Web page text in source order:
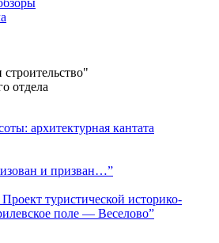
отдела
архитектурная кантата
и призван…”
туристической историко-
поле — Веселово”